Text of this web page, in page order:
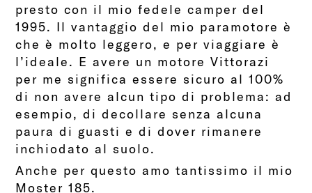
presto con il mio fedele camper del
1995. Il vantaggio del mio paramotore è
che è molto leggero, e per viaggiare è
l’ideale. E avere un motore Vittorazi
per me significa essere sicuro al 100%
di non avere alcun tipo di problema: ad
esempio, di decollare senza alcuna
paura di guasti e di dover rimanere
inchiodato al suolo.
Anche per questo amo tantissimo il mio
Moster 185.